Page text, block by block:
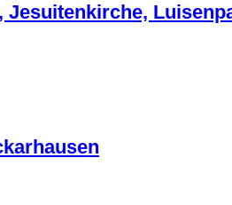
Jesuitenkirche,